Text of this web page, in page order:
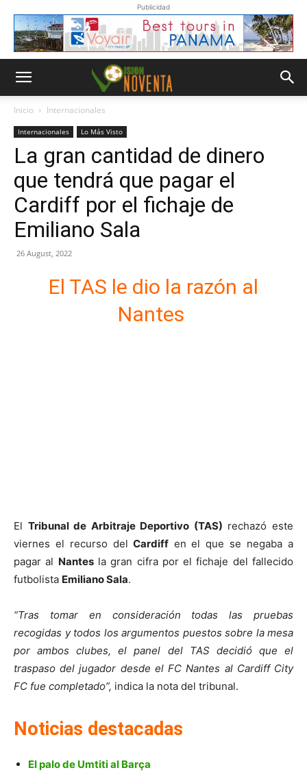
Publicidad
Inicio Internacionales
Internacionales Lo Más Visto
La gran cantidad de dinero
que tendrá que pagar el
Cardiff por el fichaje de
Emiliano Sala
26 August, 2022
El TAS le dio la razón al
Nantes
El Tribunal de Arbitraje Deportivo (TAS) rechazó este
viernes el recurso del Cardiffen el que se negaba a
pagar al Nantesla gran cifra por el fichaje del fallecido
futbolista Emiliano Sala.
“Tras tomar en consideración todas las pruebas
recogidas y todos los argumentos puestos sobre la mesa
por ambos clubes, el panel del TAS decidió que el
traspaso del jugador desde el FC Nantes al Cardiff City
FC fue completado”, indica la nota del tribunal.
Noticias destacadas
El palo de Umtiti al Barça